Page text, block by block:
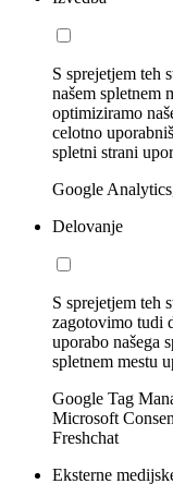
S sprejetjem teh
našem spletnem
optimiziramo
celotno
spletni strani
Google
Delovanje
S sprejetjem teh
zagotovimo tudi
uporabo našega
spletnem mestu
Google Tag
Microsoft
Freshchat
Eksterne